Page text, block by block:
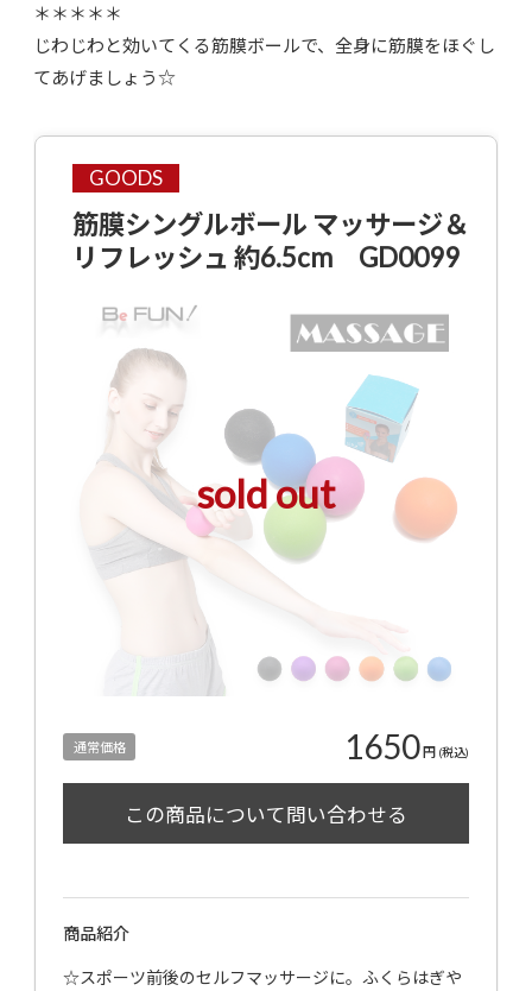
＊＊＊＊＊
じわじわと効いてくる筋膜ボールで、全身に筋膜をほぐし
てあげましょう☆
GOODS
筋膜シングルボール マッサージ＆
リフレッシュ 約6.5cm GD0099
sold out
通常価格 1650 円 (税込)
商品紹介
☆スポーツ前後のセルフマッサージに。ふくらはぎや